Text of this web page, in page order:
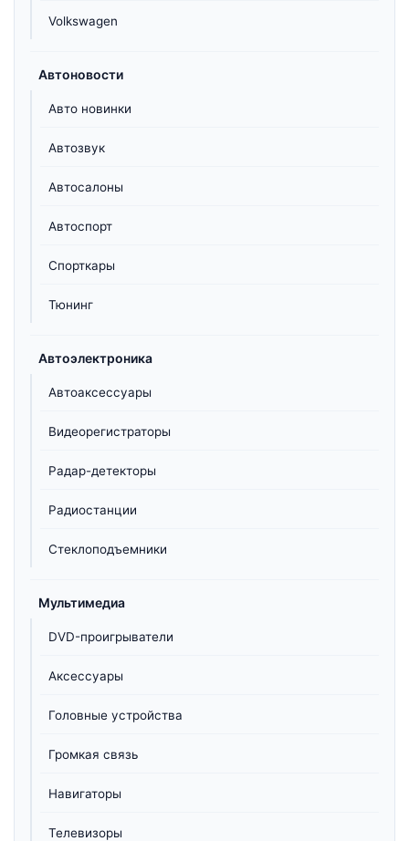
Volkswagen
Автоновости
Авто новинки
Автозвук
Автосалоны
Автоспорт
Спорткары
Тюнинг
Автоэлектроника
Автоаксессуары
Видеорегистраторы
Радар-детекторы
Радиостанции
Стеклоподъемники
Мультимедиа
DVD-проигрыватели
Аксессуары
Головные устройства
Громкая связь
Навигаторы
Телевизоры